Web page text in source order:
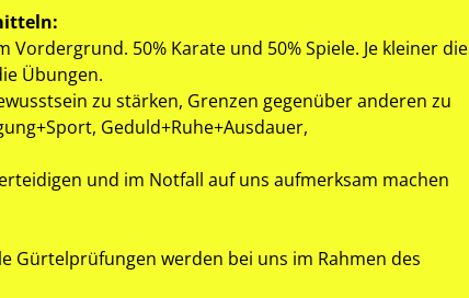
50% Karate und 50% Spiele. Je kleiner die
Übungen.
zu stärken, Grenzen gegenüber anderen zu
Geduld+Ruhe+Ausdauer,
und im Notfall auf uns aufmerksam machen
Gürtelprüfungen werden bei uns im Rahmen des